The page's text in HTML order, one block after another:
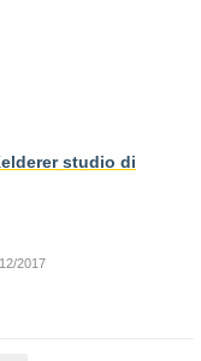
studio di
2017